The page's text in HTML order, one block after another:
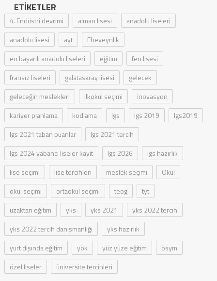
ETIKETLER
4. Endüstri devrimi alman lisesi
anadolu liseleri
anadolu lisesi
ayt
Ebeveynlik
en başarılı anadolu liseleri
eğitim
fen lisesi
fransız liseleri
galatasaray lisesi
gelecek
geleceğin meslekleri
ilkokul seçimi
inovasyon
kariyer planlama
kodlama lgs lgs 2019
lgs2019
lgs 2021 taban puanlar
lgs 2021 tercih
lgs 2024 yabancı liseler kayıt
lgs 2026
lgs hazırlık
lise seçimi
lise tercihleri meslek seçimi
Okul
okul seçimi
ortaokul seçimi teog
tyt
uzaktan eğitim
yks yks 2021
yks 2022 tercih
yks 2022 tercih danışmanlığı
yks hazırlık
yurt dışında eğitim
yök yüz yüze eğitim
ösym
özel liseler
üniversite tercihleri